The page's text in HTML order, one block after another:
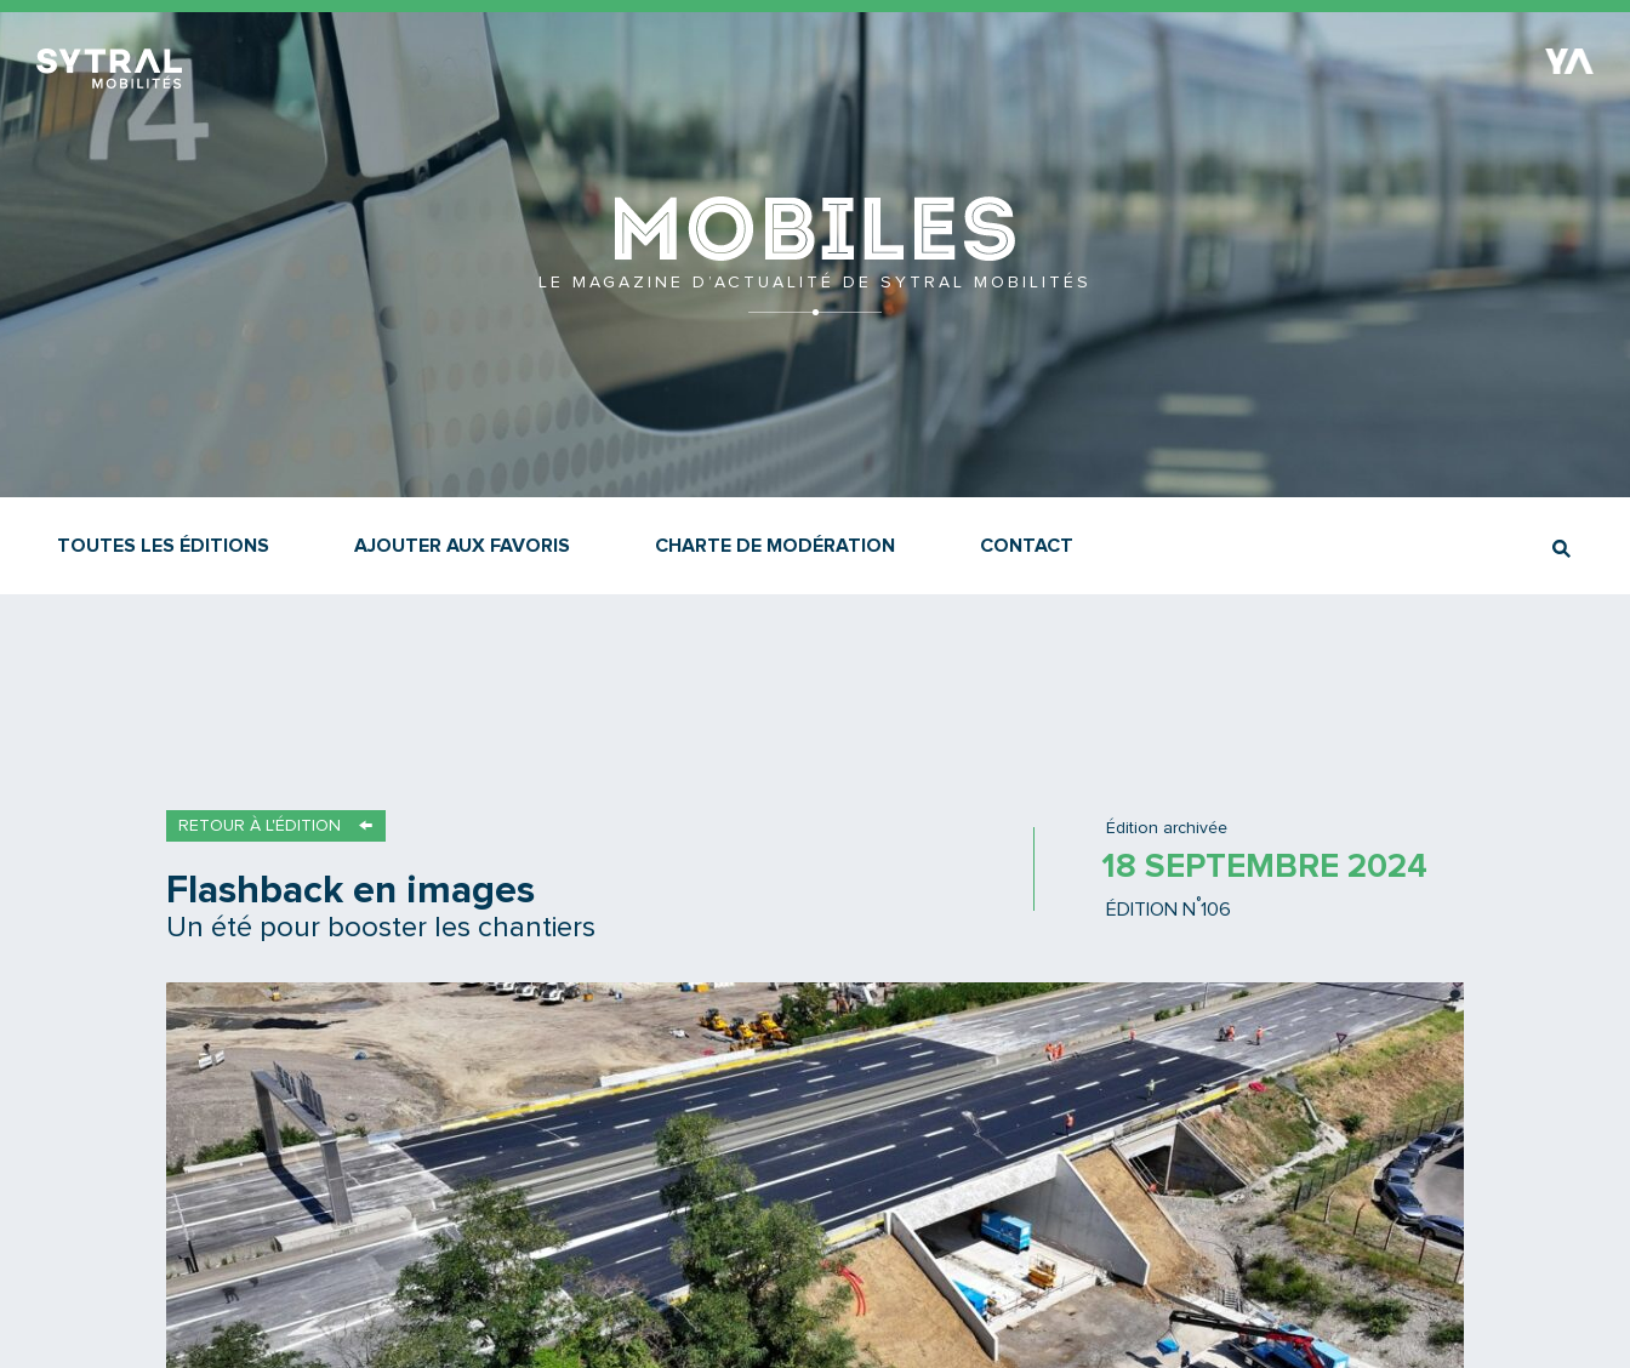
TCL Sytral
Retour à l'accueil
Mobiles
LE MAGAZINE D’ACTUALITÉ DE SYTRAL MOBILITÉS
TOUTES LES ÉDITIONS AJOUTER AUX FAVORIS CHARTE DE MODÉRATION CONTACT
RETOUR À L'ÉDITION Édition archivée
18 SEPTEMBRE 2024
ÉDITION N °106
Flashback en images
Un été pour booster les chantiers